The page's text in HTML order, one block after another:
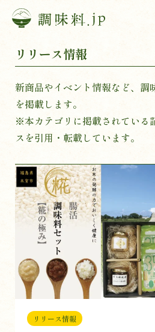
リリース情報
新商品やイベント情報など、調
を掲載します。
※本カテゴリに掲載されている
スを引用・転載しています。
リリース情報